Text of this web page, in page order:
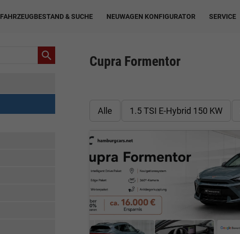
FAHRZEUGBESTAND & SUCHE NEUWAGEN KONFIGURATOR SERVICE
Cupra Formentor
Alle 1.5 TSI E-Hybrid 150 KW